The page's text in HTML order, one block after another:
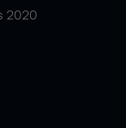
2020